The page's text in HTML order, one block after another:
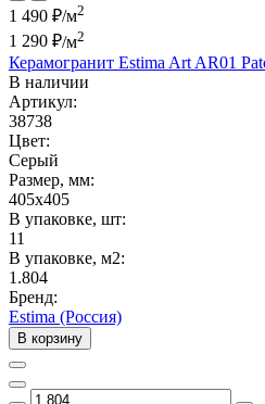
1 490 ₽/м2
1 290 ₽/м2
Керамогранит Estima Art AR01
В наличии
Артикул:
38738
Цвет:
Серый
Размер, мм:
405x405
В упаковке, шт:
11
В упаковке, м2:
1.804
Бренд:
Estima (Россия)
В корзину